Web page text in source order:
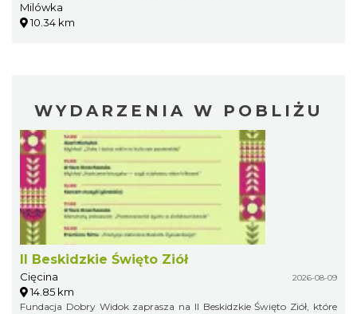
Milówka
10.34 km
WYDARZENIA W POBLIŻU
II Beskidzkie Święto Ziół
Cięcina 2026-08-09
14.85 km
Fundacja Dobry Widok zaprasza na II Beskidzkie Święto Ziół, które